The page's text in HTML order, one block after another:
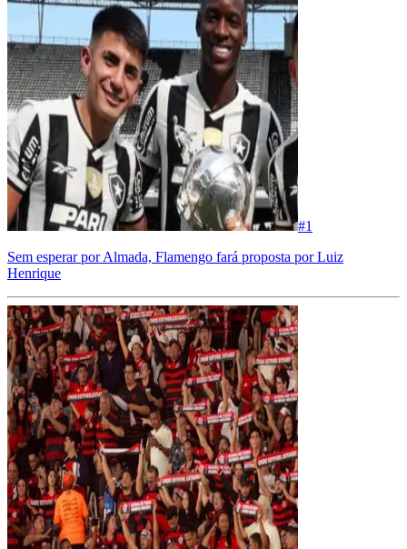
#1
Sem esperar por Almada, Flamengo fará proposta por Luiz
Henrique